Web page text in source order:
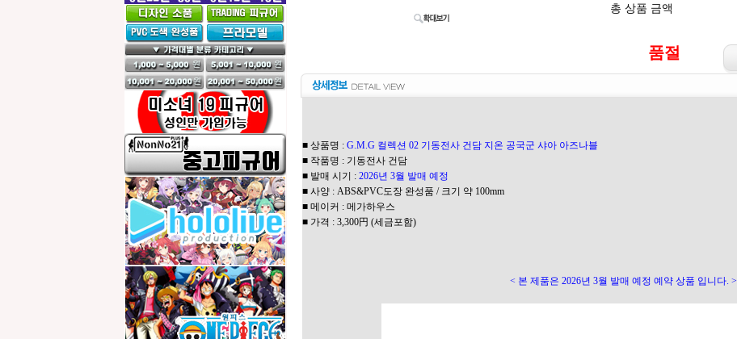
총 상품 금액
품절
■ 상품명 : G.M.G 컬렉션 02 기동전사 건담 지온 공국군 샤아 아즈나블
■ 작품명 : 기동전사 건담
■ 발매 시기 : 2026년 3월 발매 예정
■ 사양 : ABS&PVC도장 완성품 / 크기 약 100mm
■ 메이커 : 메가하우스
■ 가격 : 3,300円 (세금포함)
< 본 제품은 2026년 3월 발매 예정 예약 상품 입니다. >